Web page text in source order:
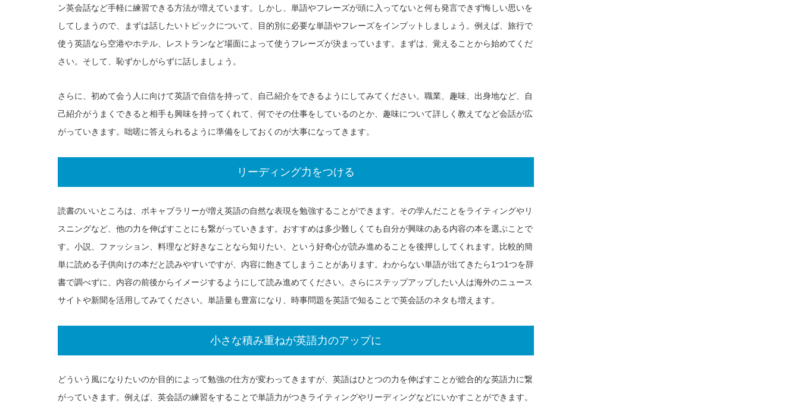
ン英会話など手軽に練習できる方法が増えています。しかし、単語やフレーズが頭に入ってないと何も発言できず悔しい思いを
してしまうので、まずは話したいトピックについて、目的別に必要な単語やフレーズをインプットしましょう。例えば、旅行で
使う英語なら空港やホテル、レストランなど場面によって使うフレーズが決まっています。まずは、覚えることから始めてくだ
さい。そして、恥ずかしがらずに話しましょう。
さらに、初めて会う人に向けて英語で自信を持って、自己紹介をできるようにしてみてください。職業、趣味、出身地など、自
己紹介がうまくできると相手も興味を持ってくれて、何でその仕事をしているのとか、趣味について詳しく教えてなど会話が広
がっていきます。咄嗟に答えられるように準備をしておくのが大事になってきます。
リーディング力をつける
読書のいいところは、ボキャブラリーが増え英語の自然な表現を勉強することができます。その学んだことをライティングやリ
スニングなど、他の力を伸ばすことにも繋がっていきます。おすすめは多少難しくても自分が興味のある内容の本を選ぶことで
す。小説、ファッション、料理など好きなことなら知りたい、という好奇心が読み進めることを後押ししてくれます。比較的簡
単に読める子供向けの本だと読みやすいですが、内容に飽きてしまうことがあります。わからない単語が出てきたら1つ1つを辞
書で調べずに、内容の前後からイメージするようにして読み進めてください。さらにステップアップしたい人は海外のニュース
サイトや新聞を活用してみてください。単語量も豊富になり、時事問題を英語で知ることで英会話のネタも増えます。
小さな積み重ねが英語力のアップに
どういう風になりたいのか目的によって勉強の仕方が変わってきますが、英語はひとつの力を伸ばすことが総合的な英語力に繋
がっていきます。例えば、英会話の練習をすることで単語力がつきライティングやリーディングなどにいかすことができます。